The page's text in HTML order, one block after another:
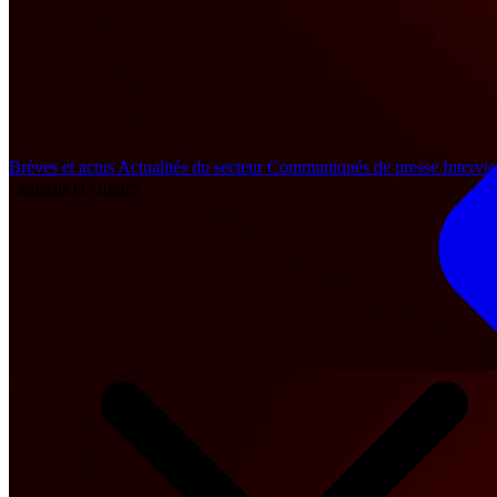
Brèves et actus Actualités du secteurCommuniqués de presse
Conseils et Guides